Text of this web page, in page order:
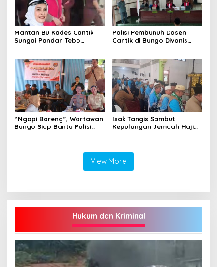
Mantan Bu Kades Cantik
Sungai Pandan Tebo
Polisi Pembunuh Dosen
Cantik di Bungo Divonis
“Ngopi Bareng”, Wartawan
Bungo Siap Bantu Polisi
Isak Tangis Sambut
Kepulangan Jemaah Haji
View More
Hukum dan Kriminal